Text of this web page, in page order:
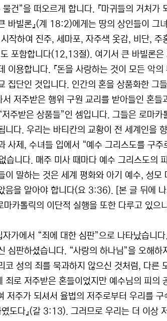
건”을 떠오르게 합니다. 『마귀들의 거처
바빌론』(계 18:2)에게는 땅의 상인들이
작하여 진주, 세마포, 자주색 옷감, 비단, 주
포함합니다(12,13절). 여기서 큰 바빌론
이용합니다. 『돈을 사랑하는 것이 모든 악
집단인 것입니다. 인간의 혼을 상품화한 그
저주받은 행위 구원 교리를 받아들인 혼
주받은 상품들”인 셈입니다. 그들은 로마
니다. 우리는 바티칸의 교황이 전 세계인을
사제, 수녀들 입에서 “예수 그리스도를 구
습니다. 매주 미사 때마다 예수 그리스도의
이 말하는 것은 세계 평화와 아기 예수, 성
을 알아야 합니다(요 3:36). [본 글 뒤에 나
로마카톨릭의 이단적 실행을 또한 다루고 있
자가에서 “죄에 대한 심판”으로 나타났습니
심판하셨습니다. “사랑의 하나님”을 오해
코 성의 죄를 묵과하지 않으신 것처럼, 다른
죄로 저주받은 혼들이었지만 예수님의 피의
저주가 되셔서 율법의 저주로부터 우리를
도다』(갈 3:13). 그러므로 우리는 더 이상